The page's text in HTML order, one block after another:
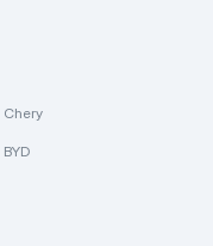
Chery
BYD